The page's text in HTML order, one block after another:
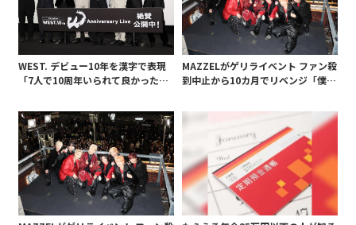
WEST. デビュー10年を漢字で表現
「7人で10周年いられて良かったな
MAZZELがゲリライベント ファン殺
到中止から10カ月でリベンジ「僕ら